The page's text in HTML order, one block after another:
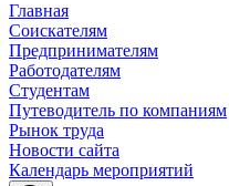
Главная
Соискателям
Предпринимателям
Работодателям
Студентам
Путеводитель по компаниям
Рынок труда
Новости сайта
Календарь мероприятий